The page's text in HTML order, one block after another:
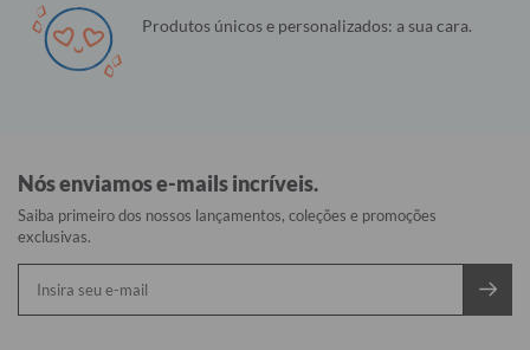
Produtos únicos e personalizados: a sua cara.
Nós enviamos e-mails incríveis.
Saiba primeiro dos nossos lançamentos, coleções e promoções
exclusivas.